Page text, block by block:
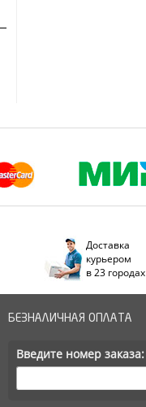
Доставка
курьером
в 23 городах
БЕЗНАЛИЧНАЯ ОПЛАТА
Введите номер заказа: